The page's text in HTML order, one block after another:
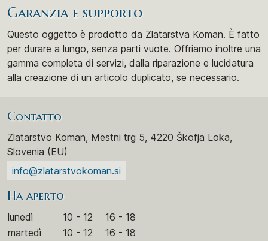
Garanzia e supporto
Questo oggetto è prodotto da Zlatarstva Koman. È fatto
per durare a lungo, senza parti vuote. Offriamo inoltre una
gamma completa di servizi, dalla riparazione e lucidatura
alla creazione di un articolo duplicato, se necessario.
Contatto
Zlatarstvo Koman, Mestni trg 5, 4220 Škofja Loka,
Slovenia (EU)
info@zlatarstvokoman.si
Ha aperto
lunedì 10 - 12
16 - 18
martedì
10 - 12
16 - 18